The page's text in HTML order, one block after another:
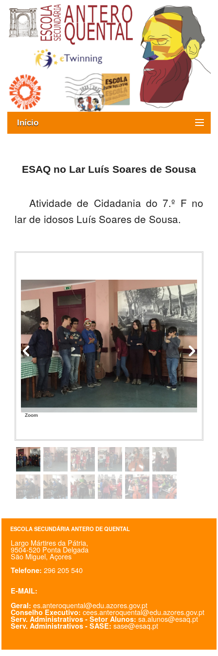
Início
Oferta formativa
ESAQ sem Bullying
Clubes Escolares
ESAQ
@parlamentodosjovens_esaq
@esaq.erasmus
@oficina.do.largo
@clube_robotica.esaq
PROFESSORES
ENC. DE EDUCAÇÃO
ESAQ no Lar Luís Soares de Sousa
Atividade de Cidadania do 7.º F no
lar de idosos Luís Soares de Sousa.
Zoom
ESCOLA SECUNDÁRIA ANTERO DE QUENTAL
Largo Mártires da Pátria,
9504-520 Ponta Delgada
São Miguel, Açores
Telefone: 296 205 540
E-MAIL:
Geral: es.anteroquental@edu.azores.gov.pt
Conselho Executivo: cees.anteroquental@edu.azores.gov.pt
Serv. Administrativos - Setor Alunos: sa.alunos@esaq.pt
Serv. Administrativos - SASE: sase@esaq.pt